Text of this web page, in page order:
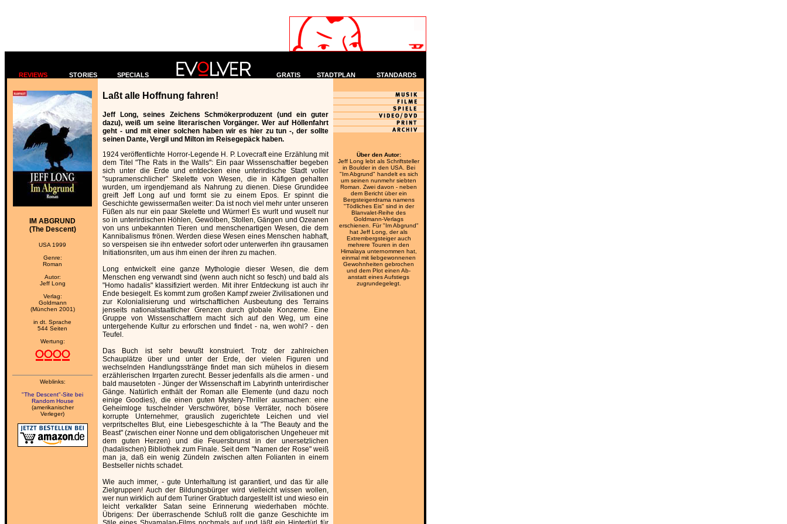
REVIEWS STORIES SPECIALS GRATIS STADTPLAN STANDARDS
IM ABGRUND
(The Descent)
USA 1999
Genre:
Roman
Autor:
Jeff Long
Verlag:
Goldmann
(München 2001)
in dt. Sprache
544 Seiten
Wertung:
Weblinks:
"The Descent"-Site bei
Random House
(amerikanischer
Verleger)
Laßt alle Hoffnung fahren!
Jeff Long, seines Zeichens Schmökerproduzent (und ein guter
dazu), weiß um seine literarischen Vorgänger. Wer auf Höllenfahrt
geht - und mit einer solchen haben wir es hier zu tun -, der sollte
seinen Dante, Vergil und Milton im Reisegepäck haben.
1924 veröffentlichte Horror-Legende H. P. Lovecraft eine Erzählung mit
dem Titel "The Rats in the Walls": Ein paar Wissenschaftler begeben
sich unter die Erde und entdecken eine unterirdische Stadt voller
"supramenschlicher" Skelette von Wesen, die in Käfigen gehalten
wurden, um irgendjemand als Nahrung zu dienen. Diese Grundidee
greift Jeff Long auf und formt sie zu einem Epos. Er spinnt die
Geschichte gewissermaßen weiter: Da ist noch viel mehr unter unseren
Füßen als nur ein paar Skelette und Würmer! Es wurlt und wuselt nur
so in unterirdischen Höhlen, Gewölben, Stollen, Gängen und Ozeanen
von uns unbekannten Tieren und menschenartigen Wesen, die dem
Kannibalismus frönen. Werden diese Wesen eines Menschen habhaft,
so verspeisen sie ihn entweder sofort oder unterwerfen ihn grausamen
Initiationsriten, um aus ihm einen der ihren zu machen.
Long entwickelt eine ganze Mythologie dieser Wesen, die dem
Menschen eng verwandt sind (wenn auch nicht so fesch) und bald als
"Homo hadalis" klassifiziert werden. Mit ihrer Entdeckung ist auch ihr
Ende besiegelt. Es kommt zum großen Kampf zweier Zivilisationen und
zur Kolonialisierung und wirtschaftlichen Ausbeutung des Terrains
jenseits nationalstaatlicher Grenzen durch globale Konzerne. Eine
Gruppe von Wissenschaftlern macht sich auf den Weg, um eine
untergehende Kultur zu erforschen und findet - na, wen wohl? - den
Teufel.
Das Buch ist sehr bewußt konstruiert. Trotz der zahlreichen
Schauplätze über und unter der Erde, der vielen Figuren und
wechselnden Handlungsstränge findet man sich mühelos in diesem
erzählerischen Irrgarten zurecht. Besser jedenfalls als die armen - und
bald mausetoten - Jünger der Wissenschaft im Labyrinth unterirdischer
Gänge. Natürlich enthält der Roman alle Elemente (und dazu noch
einige Goodies), die einen guten Mystery-Thriller ausmachen: eine
Geheimloge tuschelnder Verschwörer, böse Verräter, noch bösere
korrupte Unternehmer, grauslich zugerichtete Leichen und viel
verpritscheltes Blut, eine Liebesgeschichte à la "The Beauty and the
Beast" (zwischen einer Nonne und dem obligatorischen Ungeheuer mit
dem guten Herzen) und die Feuersbrunst in der unersetzlichen
(hadalischen) Bibliothek zum Finale. Seit dem "Namen der Rose" weiß
man ja, daß ein wenig Zündeln zwischen alten Folianten in einem
Bestseller nichts schadet.
Wie auch immer, - gute Unterhaltung ist garantiert, und das für alle
Zielgruppen! Auch der Bildungsbürger wird vielleicht wissen wollen,
wer nun wirklich auf dem Turiner Grabtuch dargestellt ist und wieso ein
leicht verkalkter Satan seine Erinnerung wiederhaben möchte.
Übrigens: Der überraschende Schluß rollt die ganze Geschichte im
Über den Autor:
Jeff Long lebt als Schriftsteller
in Boulder in den USA. Bei
"Im Abgrund" handelt es sich
um seinen nunmehr siebten
Roman. Zwei davon - neben
dem Bericht über ein
Bergsteigerdrama namens
"Tödliches Eis" sind in der
Blanvalet-Reihe des
Goldmann-Verlags
erschienen. Für "Im Abgrund"
hat Jeff Long, der als
Extrembergsteiger auch
mehrere Touren in den
Himalaya unternommen hat,
einmal mit liebgewonnenen
Gewohnheiten gebrochen
und dem Plot einen Ab-
anstatt eines Aufstiegs
zugrundegelegt.